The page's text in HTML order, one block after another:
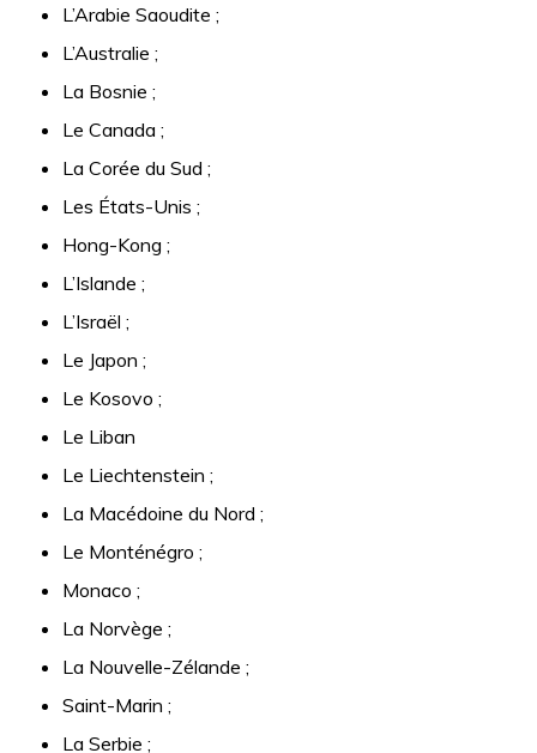
L’Arabie Saoudite ;
L’Australie ;
La Bosnie ;
Le Canada ;
La Corée du Sud ;
Les États-Unis ;
Hong-Kong ;
L’Islande ;
L’Israël ;
Le Japon ;
Le Kosovo ;
Le Liban
Le Liechtenstein ;
La Macédoine du Nord ;
Le Monténégro ;
Monaco ;
La Norvège ;
La Nouvelle-Zélande ;
Saint-Marin ;
La Serbie ;